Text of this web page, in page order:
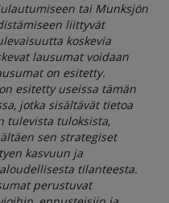
tai Munksjön
liittyvät
koskevia
lausumat voidaan
on esitetty.
esitetty useissa tämän
jotka sisältävät tietoa
tulevista tuloksista,
sen strategiset
kasvuun ja
tilanteesta.
perustuvat